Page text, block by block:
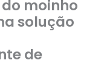
moinho
solução
de